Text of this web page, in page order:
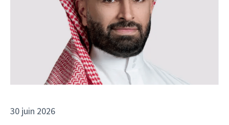
30 juin 2026